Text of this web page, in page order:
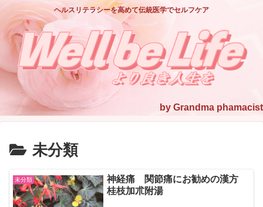
ヘルスリテラシーを高めて伝統医学でセルフケア
未分類
未分類
神経痛 関節痛にお勧めの漢方
桂枝加朮附湯